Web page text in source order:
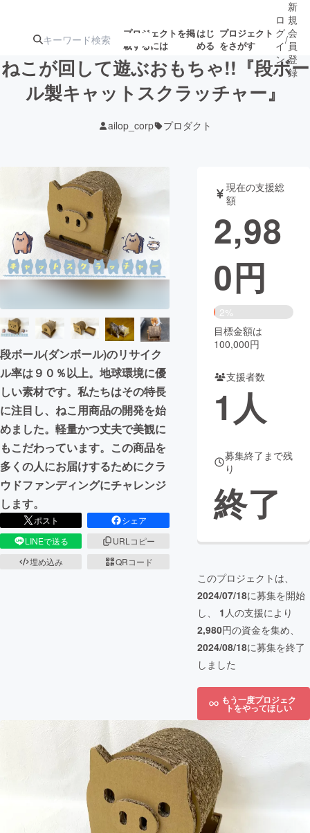
プロジェクトを掲
載するには
はじ
める
プロジェクト
をさがす
ジェクト
募集終了が近いプ
ロジェクト
アート・写真 音楽
テクノロジー・ガジェット ゲーム・サ
映像・映画 書籍・雑誌
ビジネス・起業 チャレンジ
まちづくり・地域活性化
CAMPFIRE for Social Good
CAMPFIRE Creation
CAMPFIREふるさと納税machi-ya コミュニティ
ロ
グ
イ
ン
/
新
規
会
員
登
録
ねこが回して遊ぶおもちゃ!!『段ボー
ル製キャットスクラッチャー』
ailop_corp プロダクト
段ボール(ダンボール)のリサイク
ル率は９０％以上。地球環境に優
しい素材です。私たちはその特長
に注目し、ねこ用商品の開発を始
めました。軽量かつ丈夫で美観に
もこだわっています。この商品を
多くの人にお届けするためにクラ
ウドファンディングにチャレンジ
します。
ポスト
シェア
LINEで送る
URLコピー
埋め込み
QRコード
現在の支援総
額
2,98
0円
2%
目標金額は
100,000円
支援者数
1人
募集終了まで残
り
終了
このプロジェクトは、
2024/07/18に募集を開始
し、 1 人の支援により
2,980円の資金を集め、
2024/08/18に募集を終了
しました
もう一度プロジェク
トをやってほしい